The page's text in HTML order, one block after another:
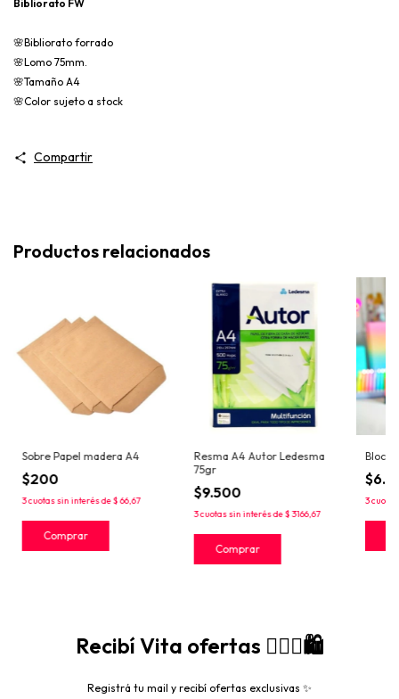
Bibliorato FW
🌸Bibliorato forrado
🌸Lomo 75mm.
🌸Tamaño A4
🌸Color sujeto a stock
Compartir
Productos relacionados
Sobre Papel madera A4
$200
3cuotas sin interés de$ 66,67
Resma A4 Autor Ledesma
75gr
$9.500
3cuotas sin interés de$ 3166,67
Block
3
Recibí Vita ofertas 🙋🏻‍♀️🛍️
Registrá tu mail y recibí ofertas exclusivas ✨